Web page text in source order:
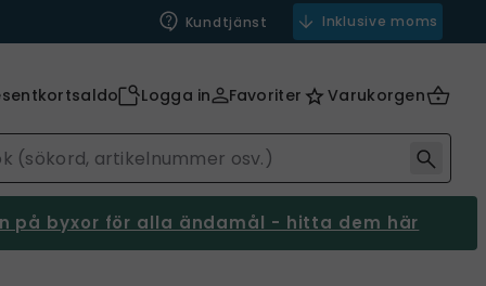
Kundtjänst Inklusive moms
Logga in Favoriter Varukorgen
på byxor för alla ändamål - hitta dem här